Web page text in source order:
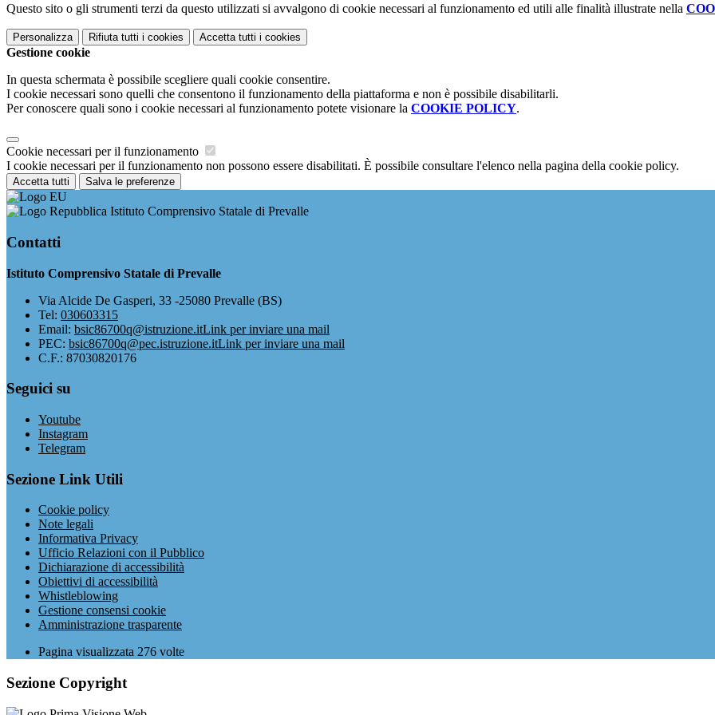
Questo sito o gli strumenti terzi da questo utilizzati si avvalgono di cookie necessari al funzionamento ed utili alle finalità illustrate nella
Personalizza Rifiuta tutti i cookies Accetta tutti i cookies
Gestione cookie
In questa schermata è possibile scegliere quali cookie consentire.
I cookie necessari sono quelli che consentono il funzionamento della piattaforma e non è possibile disabilitarli.
Per conoscere quali sono i cookie necessari al funzionamento potete visionare la COOKIE POLICY.
Cookie necessari per il funzionamento
I cookie necessari per il funzionamento non possono essere disabilitati. È possibile consultare l'elenco nella pagina della cookie policy.
Accetta tutti Salva le preferenze
Istituto Comprensivo Statale di Prevalle
Contatti
Istituto Comprensivo Statale di Prevalle
Via Alcide De Gasperi, 33 -25080 Prevalle (BS)
Tel: 030603315
Email: bsic86700q@istruzione.itLink per inviare una mail
PEC: bsic86700q@pec.istruzione.itLink per inviare una mail
C.F.: 87030820176
Seguici su
Youtube
Instagram
Telegram
Sezione Link Utili
Cookie policy
Note legali
Informativa Privacy
Ufficio Relazioni con il Pubblico
Dichiarazione di accessibilità
Obiettivi di accessibilità
Whistleblowing
Gestione consensi cookie
Amministrazione trasparente
Pagina visualizzata 276 volte
Sezione Copyright